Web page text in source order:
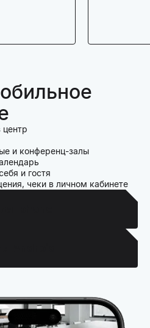
центр
и конференц-залы
и гостя
чеки в личном кабинете